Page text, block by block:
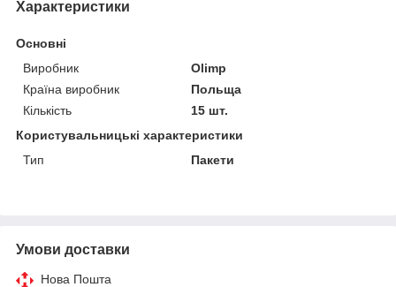
Характеристики
Основні
Виробник
Olimp
Країна виробник
Польща
Кількість
15 шт.
Користувальницькі характеристики
Тип
Пакети
Умови доставки
Нова Пошта